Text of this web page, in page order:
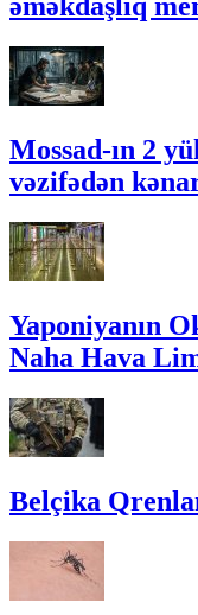
əməkdaşlıq
Mossad-ın 2
vəzifədən
Yaponiyanın
Naha Hava
Belçika